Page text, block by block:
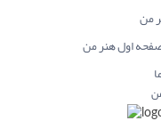
من
اول هنر من